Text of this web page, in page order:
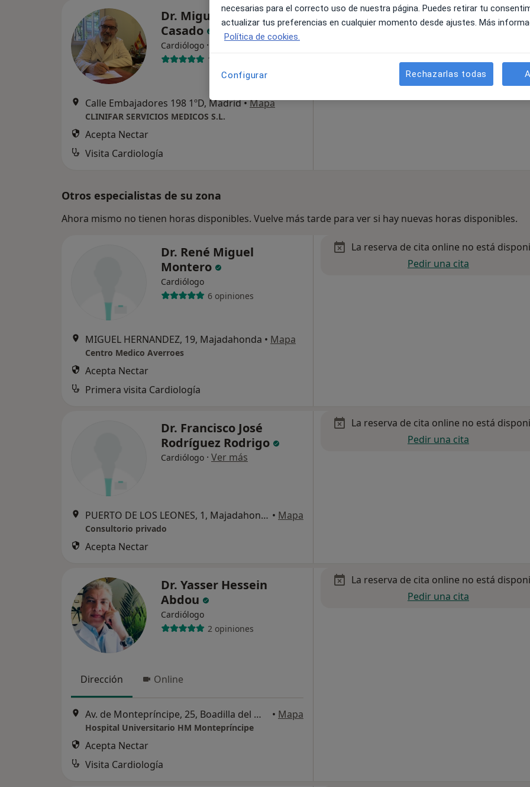
Dr. Miguel Angel Farto
Casado
Cardiólogo · Ver más
108 opiniones
Calle Embajadores 198 1ºD, Madrid•Mapa
CLINIFAR SERVICIOS MEDICOS S.L.
Acepta Nectar
Visita Cardiología
La reserva de cita online no está
Pedir una cita
Otros especialistas de su zona
Ahora mismo no tienen horas disponibles. Vuelve más tarde para ver si hay nuevas horas disponibles.
Dr. René Miguel
Montero
Cardiólogo
6 opiniones
MIGUEL HERNANDEZ, 19, Majadahonda • Mapa
Centro Medico Averroes
Acepta Nectar
Primera visita Cardiología
La reserva de cita online no está
Pedir una cita
Dr. Francisco José
Rodríguez Rodrigo
Cardiólogo · Ver más
PUERTO DE LOS LEONES, 1, Majadahonda • Mapa
Consultorio privado
Acepta Nectar
La reserva de cita online no está
Pedir una cita
Dr. Yasser Hessein
Abdou
Cardiólogo
2 opiniones
Dirección Online
Av. de Montepríncipe, 25, Boadilla del Monte • Mapa
Hospital Universitario HM Montepríncipe
Acepta Nectar
Visita Cardiología
La reserva de cita online no está
Pedir una cita
necesarias para el correcto uso de nuestra página. Puedes retirar tu
actualizar tus preferencias en cualquier momento desde ajustes. Más
Política de cookies.
Configurar Rechazarlas todas